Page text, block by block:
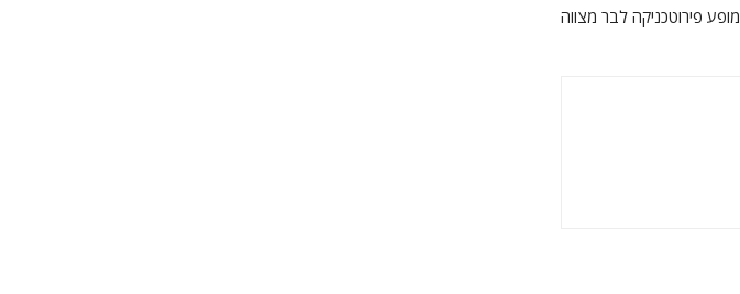
מופע פירוטכניקה לבר מצווה